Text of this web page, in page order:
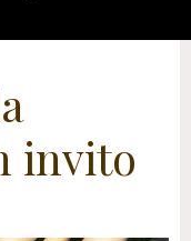
invito